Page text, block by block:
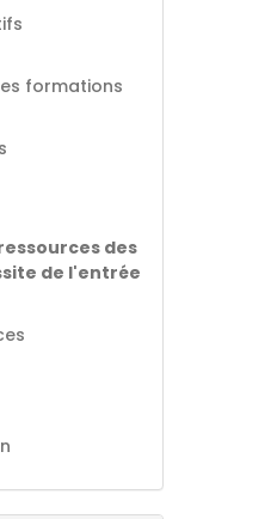
formations
des
de l'entrée